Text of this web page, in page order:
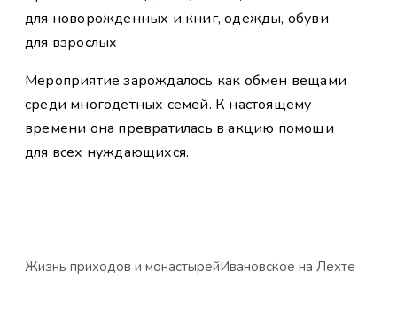
для новорожденных и книг, одежды, обуви
для взрослых
Мероприятие зарождалось как обмен вещами
среди многодетных семей. К настоящему
времени она превратилась в акцию помощи
для всех нуждающихся.
Жизнь приходов и монастырейИвановское на Лехте